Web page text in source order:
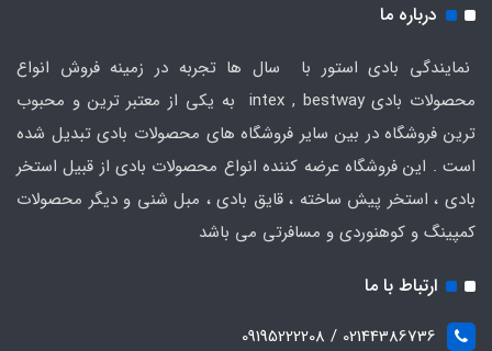
درباره ما
نمایندگی بادی استور با سال ها تجربه در زمینه فروش انواع
محصولات بادی intex , bestway به یکی از معتبر ترین و محبوب
ترین فروشگاه در بین سایر فروشگاه های محصولات بادی تبدیل شده
است . این فروشگاه عرضه کننده انواع محصولات بادی از قبیل استخر
بادی ، استخر پیش ساخته ، قایق بادی ، مبل شنی و دیگر محصولات
کمپینگ و کوهنوردی و مسافرتی می باشد
ارتباط با ما
02144386736 / 09195222208